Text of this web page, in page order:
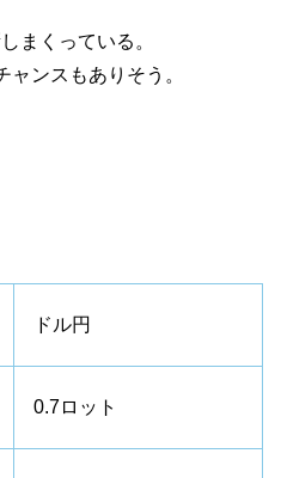
まくっている。
ンスもありそう。
ドル円
0.7ロット